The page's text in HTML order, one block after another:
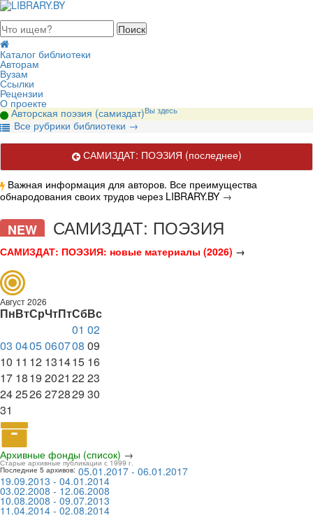
2026, понедельник
Каталог библиотеки
Авторам
Вузам
Ссылки
Рецензии
О проекте
Авторская поэзия (самиздат)Вы здесь
Все рубрики библиотеки →
САМИЗДАТ: ПОЭЗИЯ (последнее)
Важная информация для авторов. Все преимущества
обнародования своих трудов через LIBRARY.BY →
Белорусский самиздат: ПОЭЗИЯ (любительская поэзия).
NEW САМИЗДАТ: ПОЭЗИЯ
САМИЗДАТ: ПОЭЗИЯ: новые материалы (2026) →
Август 2026
ПнВтСрЧтПтСбВс
01 02
03 0405060708 09
10 11 12 131415 16
17 1819 2021 2223
242526272829 30
31
Архивные фонды (список) →
Старые архивные публикации с 1999 г.
Последние 5 архивов: 05.01.2017 - 06.01.2017
19.09.2013 - 04.01.2014
03.02.2008 - 12.06.2008
10.08.2008 - 09.07.2013
11.04.2014 - 02.08.2014